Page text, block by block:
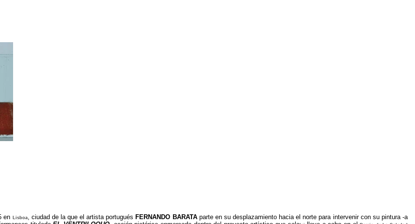
en Lisboa, ciudad de la que el artista portugués FERNANDO BARATA parte en su desplazamiento hacia el norte para intervenir con su pintura -a